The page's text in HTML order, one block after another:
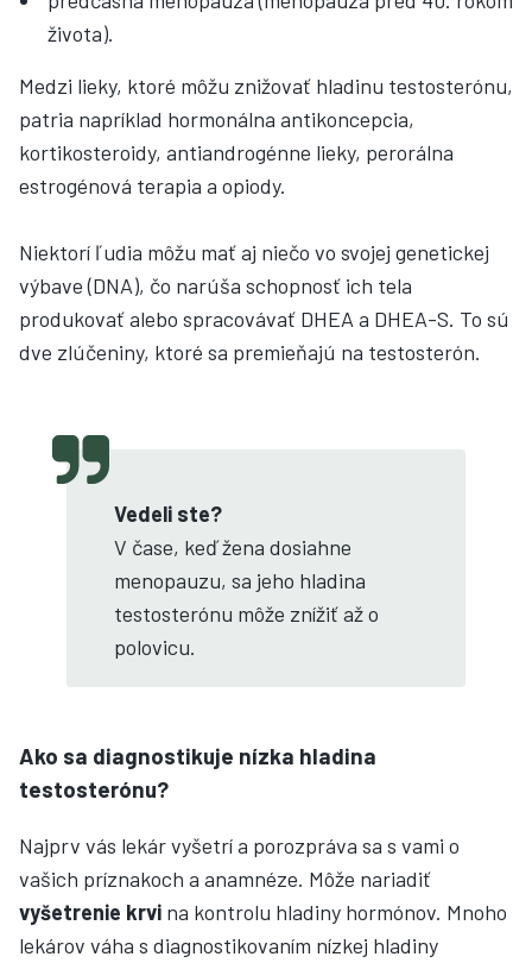
života).
Medzi lieky, ktoré môžu znižovať hladinu testosterónu,
patria napríklad hormonálna antikoncepcia,
kortikosteroidy, antiandrogénne lieky, perorálna
estrogénová terapia a opiody.
Niektorí ľudia môžu mať aj niečo vo svojej genetickej
výbave (DNA), čo narúša schopnosť ich tela
produkovať alebo spracovávať DHEA a DHEA-S. To sú
dve zlúčeniny, ktoré sa premieňajú na testosterón.
Vedeli ste?
V čase, keď žena dosiahne
menopauzu, sa jeho hladina
testosterónu môže znížiť až o
polovicu.
Ako sa diagnostikuje nízka hladina
testosterónu?
Najprv vás lekár vyšetrí a porozpráva sa s vami o
vašich príznakoch a anamnéze. Môže nariadiť
vyšetrenie krvi na kontrolu hladiny hormónov. Mnoho
lekárov váha s diagnostikovaním nízkej hladiny